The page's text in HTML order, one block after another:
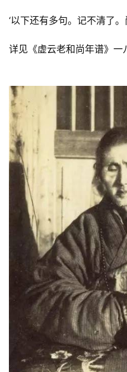
‘以下还有多句。记不清了
详见《虚云老和尚年谱》一